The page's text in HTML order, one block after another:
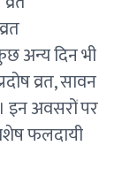
अन्य दिन भी
व्रत, सावन
इन अवसरों पर
फलदायी